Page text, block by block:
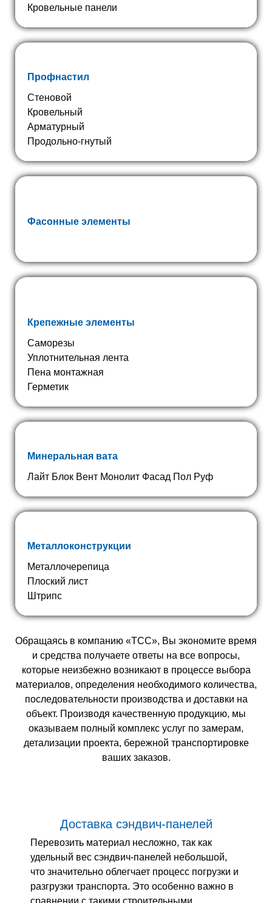
Кровельные панели
Профнастил
Стеновой
Кровельный
Арматурный
Продольно-гнутый
Фасонные элементы
Крепежные элементы
Саморезы
Уплотнительная лента
Пена монтажная
Герметик
Минеральная вата
Лайт Блок Вент Монолит Фасад Пол Руф
Металлоконструкции
Металлочерепица
Плоский лист
Штрипс
Обращаясь в компанию «ТСС», Вы экономите время
и средства получаете ответы на все вопросы,
которые неизбежно возникают в процессе выбора
материалов, определения необходимого количества,
последовательности производства и доставки на
объект. Производя качественную продукцию, мы
оказываем полный комплекс услуг по замерам,
детализации проекта, бережной транспортировке
ваших заказов.
Доставка сэндвич-панелей
Перевозить материал несложно, так как
удельный вес сэндвич-панелей небольшой,
что значительно облегчает процесс погрузки и
разгрузки транспорта. Это особенно важно в
сравнении с такими строительными